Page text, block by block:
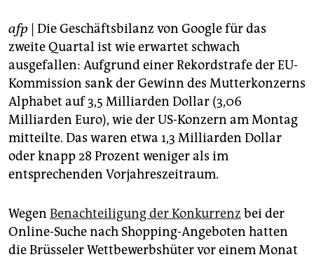
fragen & hilfe
unterstützen
abo
genossenschaft
epaper login
afp | Die Geschäftsbilanz von Google für das
zweite Quartal ist wie erwartet schwach
ausgefallen: Aufgrund einer Rekordstrafe der EU-
Kommission sank der Gewinn des Mutterkonzerns
Alphabet auf 3,5 Milliarden Dollar (3,06
Milliarden Euro), wie der US-Konzern am Montag
mitteilte. Das waren etwa 1,3 Milliarden Dollar
oder knapp 28 Prozent weniger als im
entsprechenden Vorjahreszeitraum.
Wegen Benachteiligung der Konkurrenz bei der
Online-Suche nach Shopping-Angeboten hatten
die Brüsseler Wettbewerbshüter vor einem Monat